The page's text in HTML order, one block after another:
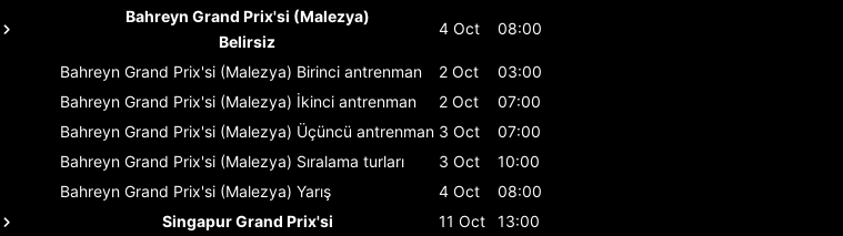
Bahreyn Grand Prix'si (Malezya)
Belirsiz
4 Oct 08:00
Bahreyn Grand Prix'si (Malezya) Birinci antrenman 2 Oct
03:00
Bahreyn Grand Prix'si (Malezya) İkinci antrenman 2 Oct
07:00
Bahreyn Grand Prix'si (Malezya) Üçüncü antrenman 3 Oct
07:00
Bahreyn Grand Prix'si (Malezya) Sıralama turları 3 Oct
10:00
Bahreyn Grand Prix'si (Malezya) Yarış 4 Oct
08:00
Singapur Grand Prix'si
11 Oct
13:00